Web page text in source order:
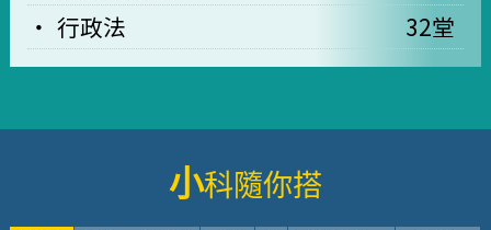
行政法
32堂
小科隨你搭